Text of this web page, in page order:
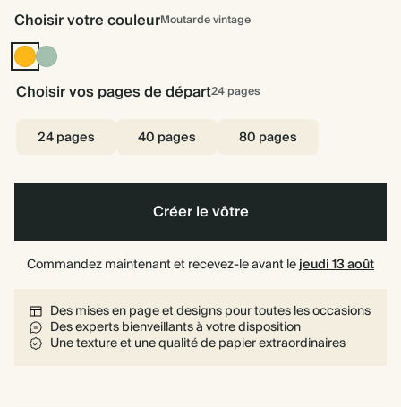
Choisir votre couleurMoutarde vintage
Moutarde
vintage
Sauge
poudrée
Choisir vos pages de départ24pages
24 pages 40 pages 80 pages
Créer le vôtre
Commandez maintenant et recevez-le avant lejeudi 13 août
Des mises en page et designs pour toutes les occasions
Des experts bienveillants à votre disposition
Une texture et une qualité de papier extraordinaires